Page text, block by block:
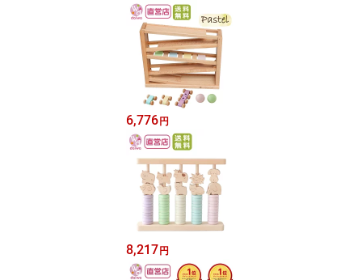
6,776 円
8,217 円